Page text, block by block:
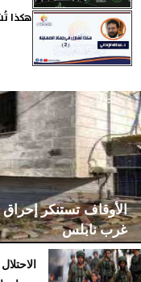
هكذا
الأوقاف تستنكر
غرب نابلس